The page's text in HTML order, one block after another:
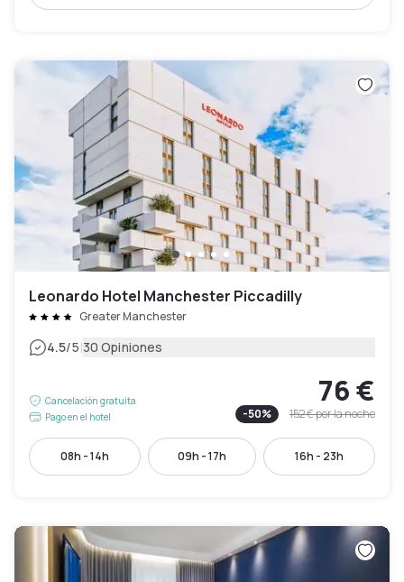
Leonardo Hotel Manchester Piccadilly
Greater Manchester
4.5/5|30 Opiniones
Cancelación gratuita
Pago en el hotel
76 €
-50% 152 €por la noche
08h - 14h 09h - 17h 16h - 23h